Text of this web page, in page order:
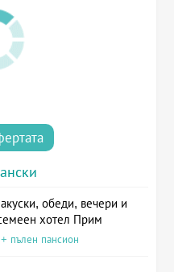
обеди, вечери и
хотел Прим
пълен пансион